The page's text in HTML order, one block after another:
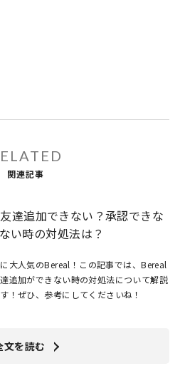
関連記事
達追加できない？承認できな
い時の対処法は？
大人気のBereal！この記事では、Bereal
追加ができない時の対処法について解説
！ぜひ、参考にしてくださいね！
文を読む